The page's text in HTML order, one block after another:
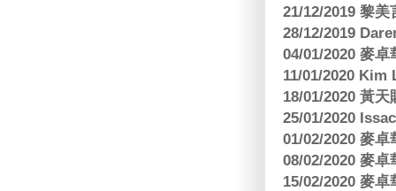
21/12/2019 黎
28/12/2019
04/01/2020 麥
11/01/2020
18/01/2020 黃
25/01/2020
01/02/2020 麥
08/02/2020 麥
15/02/2020 麥